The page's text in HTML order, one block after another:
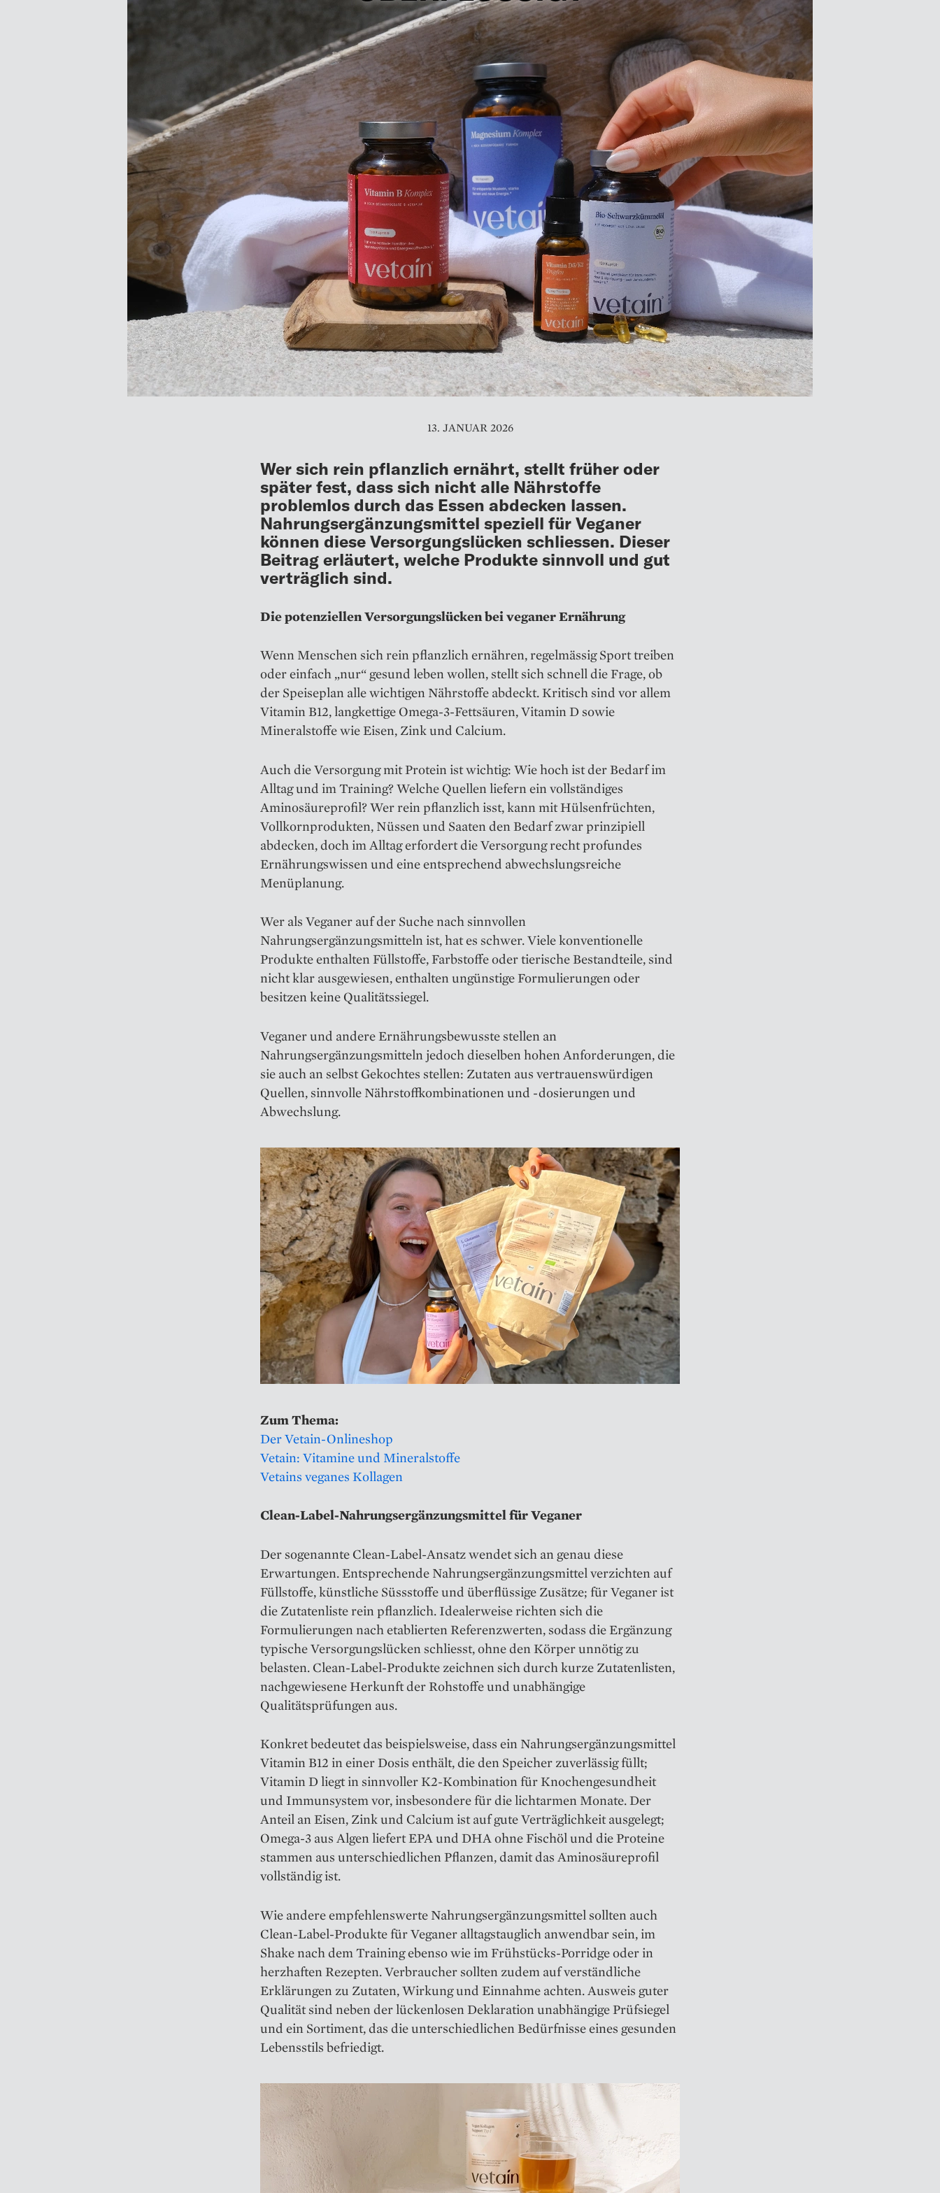
13. JANUAR 2026
Wer sich rein pflanzlich ernährt, stellt früher oder
später fest, dass sich nicht alle Nährstoffe
problemlos durch das Essen abdecken lassen.
Nahrungsergänzungsmittel speziell für Veganer
können diese Versorgungslücken schliessen. Dieser
Beitrag erläutert, welche Produkte sinnvoll und gut
verträglich sind.
Die potenziellen Versorgungslücken bei veganer Ernährung
Wenn Menschen sich rein pflanzlich ernähren, regelmässig Sport treiben
oder einfach „nur“ gesund leben wollen, stellt sich schnell die Frage, ob
der Speiseplan alle wichtigen Nährstoffe abdeckt. Kritisch sind vor allem
Vitamin B12, langkettige Omega-3-Fettsäuren, Vitamin D sowie
Mineralstoffe wie Eisen, Zink und Calcium.
Auch die Versorgung mit Protein ist wichtig: Wie hoch ist der Bedarf im
Alltag und im Training? Welche Quellen liefern ein vollständiges
Aminosäureprofil? Wer rein pflanzlich isst, kann mit Hülsenfrüchten,
Vollkornprodukten, Nüssen und Saaten den Bedarf zwar prinzipiell
abdecken, doch im Alltag erfordert die Versorgung recht profundes
Ernährungswissen und eine entsprechend abwechslungsreiche
Menüplanung.
Wer als Veganer auf der Suche nach sinnvollen
Nahrungsergänzungsmitteln ist, hat es schwer. Viele konventionelle
Produkte enthalten Füllstoffe, Farbstoffe oder tierische Bestandteile, sind
nicht klar ausgewiesen, enthalten ungünstige Formulierungen oder
besitzen keine Qualitätssiegel.
Veganer und andere Ernährungsbewusste stellen an
Nahrungsergänzungsmitteln jedoch dieselben hohen Anforderungen, die
sie auch an selbst Gekochtes stellen: Zutaten aus vertrauenswürdigen
Quellen, sinnvolle Nährstoffkombinationen und -dosierungen und
Abwechslung.
Zum Thema:
Der Vetain-Onlineshop
Vetain: Vitamine und Mineralstoffe
Vetains veganes Kollagen
Clean-Label-Nahrungsergänzungsmittel für Veganer
Der sogenannte Clean-Label-Ansatz wendet sich an genau diese
Erwartungen. Entsprechende Nahrungsergänzungsmittel verzichten auf
Füllstoffe, künstliche Süssstoffe und überflüssige Zusätze; für Veganer ist
die Zutatenliste rein pflanzlich. Idealerweise richten sich die
Formulierungen nach etablierten Referenzwerten, sodass die Ergänzung
typische Versorgungslücken schliesst, ohne den Körper unnötig zu
belasten. Clean-Label-Produkte zeichnen sich durch kurze Zutatenlisten,
nachgewiesene Herkunft der Rohstoffe und unabhängige
Qualitätsprüfungen aus.
Konkret bedeutet das beispielsweise, dass ein Nahrungsergänzungsmittel
Vitamin B12 in einer Dosis enthält, die den Speicher zuverlässig füllt;
Vitamin D liegt in sinnvoller K2-Kombination für Knochengesundheit
und Immunsystem vor, insbesondere für die lichtarmen Monate. Der
Anteil an Eisen, Zink und Calcium ist auf gute Verträglichkeit ausgelegt;
Omega-3 aus Algen liefert EPA und DHA ohne Fischöl und die Proteine
stammen aus unterschiedlichen Pflanzen, damit das Aminosäureprofil
vollständig ist.
Wie andere empfehlenswerte Nahrungsergänzungsmittel sollten auch
Clean-Label-Produkte für Veganer alltagstauglich anwendbar sein, im
Shake nach dem Training ebenso wie im Frühstücks-Porridge oder in
herzhaften Rezepten. Verbraucher sollten zudem auf verständliche
Erklärungen zu Zutaten, Wirkung und Einnahme achten. Ausweis guter
Qualität sind neben der lückenlosen Deklaration unabhängige Prüfsiegel
und ein Sortiment, das die unterschiedlichen Bedürfnisse eines gesunden
Lebensstils befriedigt.